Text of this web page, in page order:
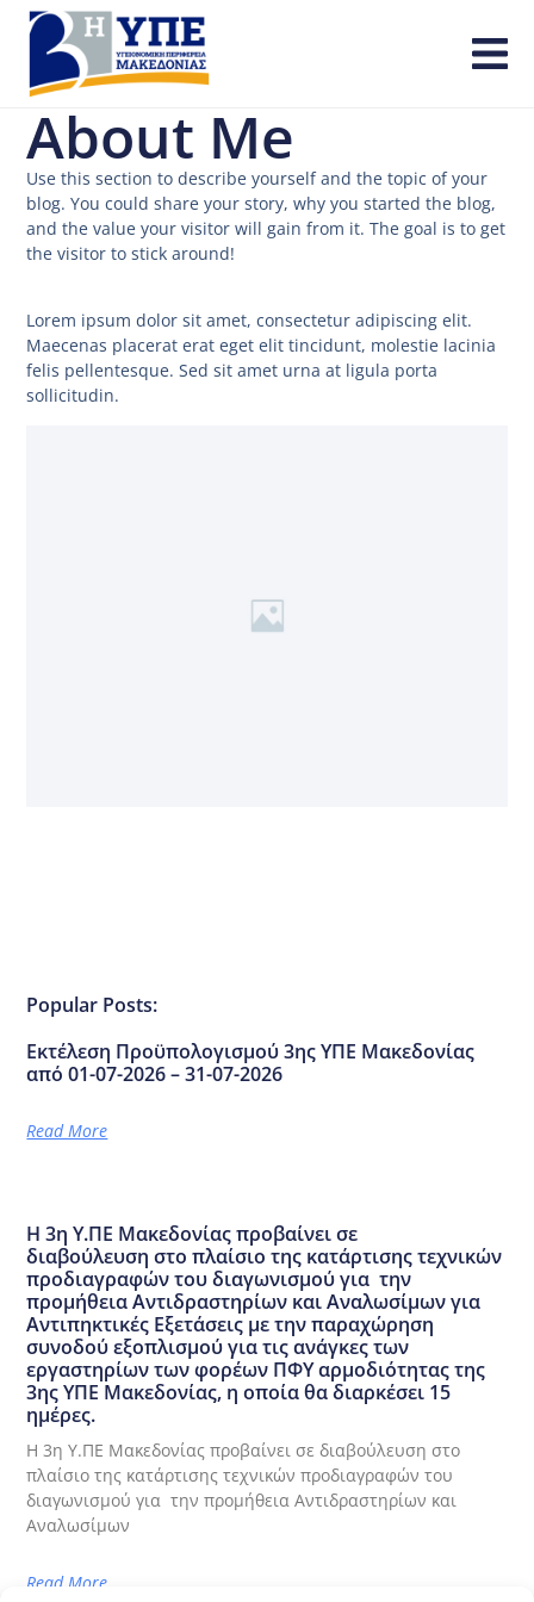
About Me
Use this section to describe yourself and the topic of your
blog. You could share your story, why you started the blog,
and the value your visitor will gain from it. The goal is to get
the visitor to stick around!
Lorem ipsum dolor sit amet, consectetur adipiscing elit.
Maecenas placerat erat eget elit tincidunt, molestie lacinia
felis pellentesque. Sed sit amet urna at ligula porta
sollicitudin.
Popular Posts:
Εκτέλεση Προϋπολογισμού 3ης ΥΠΕ Μακεδονίας
από 01-07-2026 – 31-07-2026
Read More
Η 3η Υ.ΠΕ Μακεδονίας προβαίνει σε
διαβούλευση στο πλαίσιο της κατάρτισης τεχνικών
προδιαγραφών του διαγωνισμού για την
προμήθεια Αντιδραστηρίων και Αναλωσίμων για
Αντιπηκτικές Εξετάσεις με την παραχώρηση
συνοδού εξοπλισμού για τις ανάγκες των
εργαστηρίων των φορέων ΠΦΥ αρμοδιότητας της
3ης ΥΠΕ Μακεδονίας, η οποία θα διαρκέσει 15
ημέρες.
Η 3η Υ.ΠΕ Μακεδονίας προβαίνει σε διαβούλευση στο
πλαίσιο της κατάρτισης τεχνικών προδιαγραφών του
διαγωνισμού για την προμήθεια Αντιδραστηρίων και
Αναλωσίμων
Read More